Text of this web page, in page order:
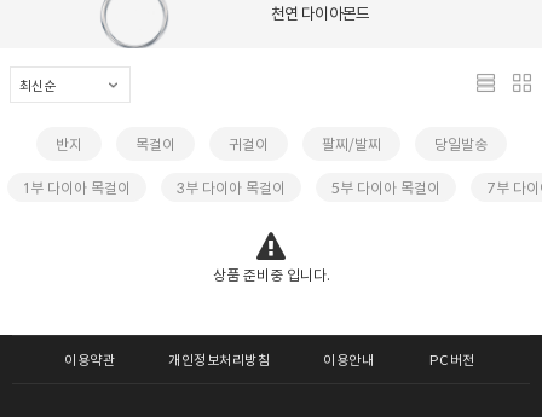
천연 다이아몬드
반지 목걸이 귀걸이 팔찌/발찌 당일발송
1부 다이아 목걸이 3부 다이아 목걸이 5부 다이아 목걸이 7부 다
상품 준비중 입니다.
이용약관 개인정보처리방침 이용안내 PC버전